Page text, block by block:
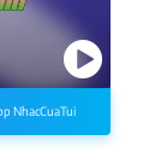
NhacCuaTui